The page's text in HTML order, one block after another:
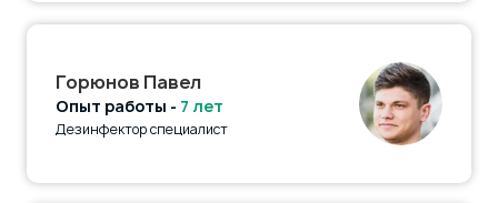
Горюнов Павел
Опыт работы - 7 лет
Дезинфектор специалист